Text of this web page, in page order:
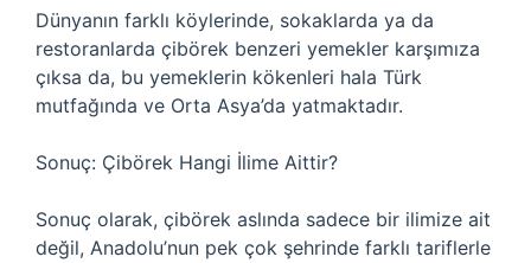
Dünyanın farklı köylerinde, sokaklarda ya da
restoranlarda çibörek benzeri yemekler karşımıza
çıksa da, bu yemeklerin kökenleri hala Türk
mutfağında ve Orta Asya’da yatmaktadır.
Sonuç: Çibörek Hangi İlime Aittir?
Sonuç olarak, çibörek aslında sadece bir ilimize ait
değil, Anadolu’nun pek çok şehrinde farklı tariflerle